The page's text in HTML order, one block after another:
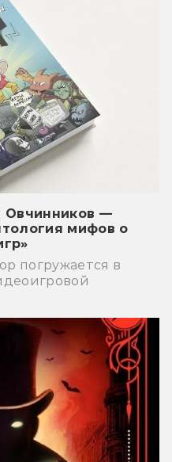
Овчинников —
мифов о
погружается в